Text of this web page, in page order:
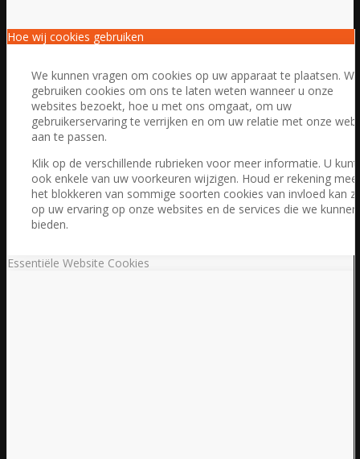
Hoe wij cookies gebruiken
We kunnen vragen om cookies op uw apparaat te plaatsen. We
gebruiken cookies om ons te laten weten wanneer u onze
websites bezoekt, hoe u met ons omgaat, om uw
gebruikerservaring te verrijken en om uw relatie met onze
aan te passen.
Klik op de verschillende rubrieken voor meer informatie. U kunt
ook enkele van uw voorkeuren wijzigen. Houd er rekening
het blokkeren van sommige soorten cookies van invloed kan
op uw ervaring op onze websites en de services die we kunnen
bieden.
Essentiële Website Cookies